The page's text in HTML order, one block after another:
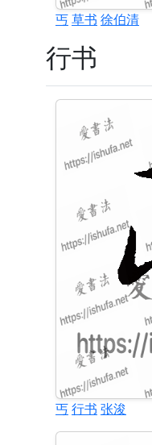
丐草书 徐伯清
行书
丐行书 张浚